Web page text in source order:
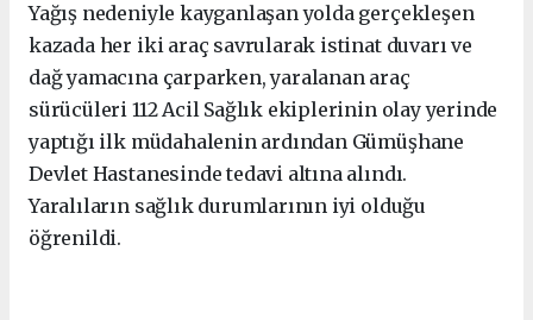
Yağış nedeniyle kayganlaşan yolda gerçekleşen
kazada her iki araç savrularak istinat duvarı ve
dağ yamacına çarparken, yaralanan araç
sürücüleri 112 Acil Sağlık ekiplerinin olay yerinde
yaptığı ilk müdahalenin ardından Gümüşhane
Devlet Hastanesinde tedavi altına alındı.
Yaralıların sağlık durumlarının iyi olduğu
öğrenildi.